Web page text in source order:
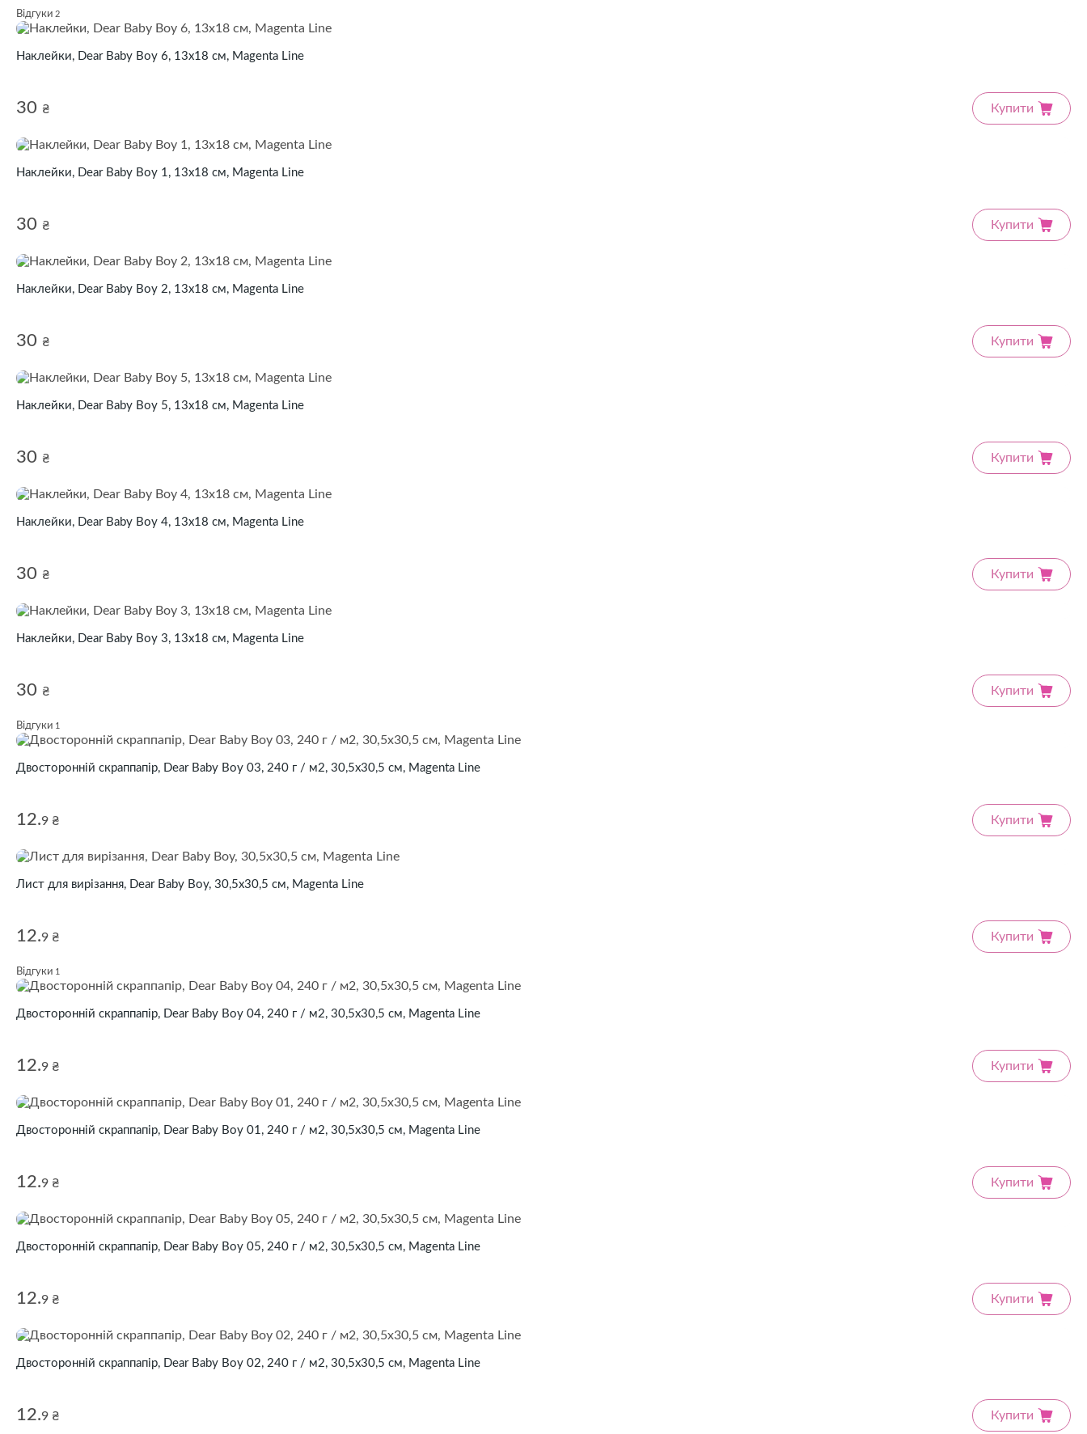
Відгуки 2
Наклейки, Dear Baby Boy 6, 13х18 см, Magenta Line
30 ₴ Купити
Наклейки, Dear Baby Boy 1, 13х18 см, Magenta Line
30 ₴ Купити
Наклейки, Dear Baby Boy 2, 13х18 см, Magenta Line
30 ₴ Купити
Наклейки, Dear Baby Boy 5, 13х18 см, Magenta Line
30 ₴ Купити
Наклейки, Dear Baby Boy 4, 13х18 см, Magenta Line
30 ₴ Купити
Наклейки, Dear Baby Boy 3, 13х18 см, Magenta Line
30 ₴ Купити
Відгуки 1
Двосторонній скраппапір, Dear Baby Boy 03, 240 г / м2, 30,5х30,5 см, Magenta Line
12.9 ₴ Купити
Лист для вирізання, Dear Baby Boy, 30,5х30,5 см, Magenta Line
12.9 ₴ Купити
Відгуки 1
Двосторонній скраппапір, Dear Baby Boy 04, 240 г / м2, 30,5х30,5 см, Magenta Line
12.9 ₴ Купити
Двосторонній скраппапір, Dear Baby Boy 01, 240 г / м2, 30,5х30,5 см, Magenta Line
12.9 ₴ Купити
Двосторонній скраппапір, Dear Baby Boy 05, 240 г / м2, 30,5х30,5 см, Magenta Line
12.9 ₴ Купити
Двосторонній скраппапір, Dear Baby Boy 02, 240 г / м2, 30,5х30,5 см, Magenta Line
12.9 ₴ Купити